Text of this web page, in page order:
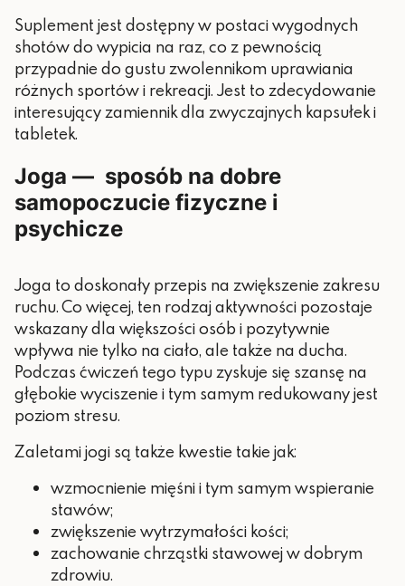
Suplement jest dostępny w postaci wygodnych
shotów do wypicia na raz, co z pewnością
przypadnie do gustu zwolennikom uprawiania
różnych sportów i rekreacji. Jest to zdecydowanie
interesujący zamiennik dla zwyczajnych kapsułek i
tabletek.
Joga — sposób na dobre
samopoczucie fizyczne i
psychicze
Joga to doskonały przepis na zwiększenie zakresu
ruchu. Co więcej, ten rodzaj aktywności pozostaje
wskazany dla większości osób i pozytywnie
wpływa nie tylko na ciało, ale także na ducha.
Podczas ćwiczeń tego typu zyskuje się szansę na
głębokie wyciszenie i tym samym redukowany jest
poziom stresu.
Zaletami jogi są także kwestie takie jak:
wzmocnienie mięśni i tym samym wspieranie
stawów;
zwiększenie wytrzymałości kości;
zachowanie chrząstki stawowej w dobrym
zdrowiu.